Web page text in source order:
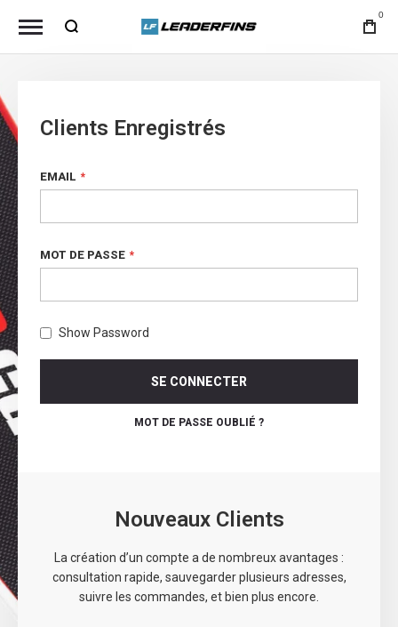
0
Clients Enregistrés
EMAIL
MOT DE PASSE
Show Password
SE CONNECTER
MOT DE PASSE OUBLIÉ ?
Nouveaux Clients
La création d’un compte a de nombreux avantages :
consultation rapide, sauvegarder plusieurs adresses,
suivre les commandes, et bien plus encore.